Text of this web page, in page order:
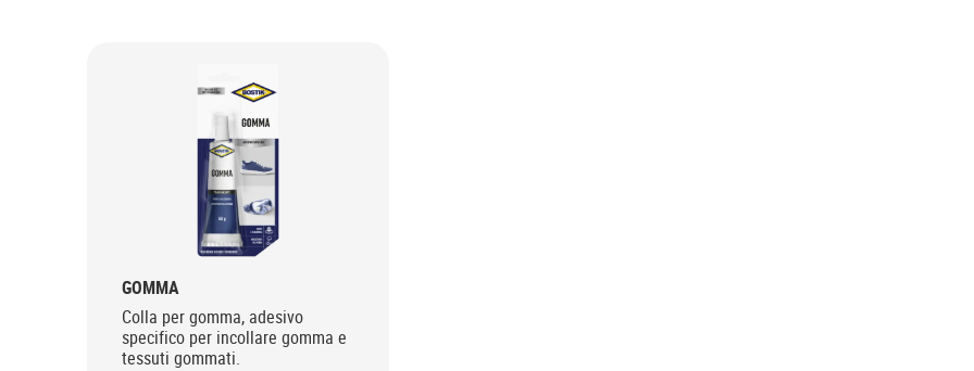
GOMMA
Colla per gomma, adesivo
specifico per incollare gomma e
tessuti gommati.